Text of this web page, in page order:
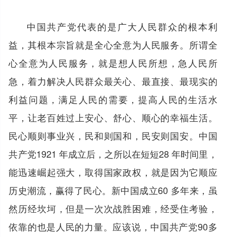
中国共产党代表的是广大人民群众的根本利
益，其根本宗旨就是全心全意为人民服务。所谓全
心全意为人民服务，就是想人民所想，急人民所
急，着力解决人民群众最关心、最直接、最现实的
利益问题，满足人民的需要，提高人民的生活水
平，让老百姓过上安心、舒心、顺心的幸福生活。
民心顺则事业兴，民和则国和，民安则国安。中国
共产党1921 年成立后，之所以在短短28 年时间里，
能迅速崛起强大，取得国家政权，就是因为它顺应
历史潮流，赢得了民心。新中国成立60 多年来，虽
然历经坎坷，但是一次次战胜困难，经受住考验，
依靠的也是人民的力量。应该说，中国共产党90多